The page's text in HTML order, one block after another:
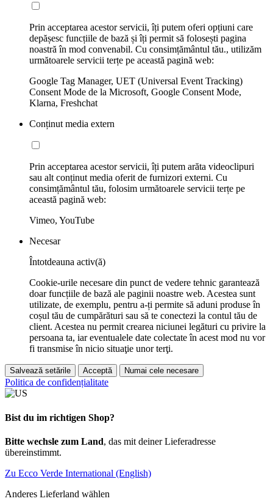
Prin acceptarea acestor servicii, îți putem oferi opțiuni care
depășesc funcțiile de bază și îți permit să folosești pagina
noastră în mod convenabil. Cu consimțământul tău., utilizăm
următoarele servicii terțe pe această pagină web:
Google Tag Manager, UET (Universal Event Tracking)
Consent Mode de la Microsoft, Google Consent Mode,
Klarna, Freshchat
Conținut media extern
Prin acceptarea acestor servicii, îți putem arăta videoclipuri
sau alt conținut media oferit de furnizori externi. Cu
consimțământul tău, folosim următoarele servicii terțe pe
această pagină web:
Vimeo, YouTube
Necesar
Întotdeauna activ(ă)
Cookie-urile necesare din punct de vedere tehnic garantează
doar funcțiile de bază ale paginii noastre web. Acestea sunt
utilizate, de exemplu, pentru a-ți permite să aduni produse în
coșul tău de cumpărături sau să te conectezi la contul tău de
client. Acestea nu permit crearea niciunei legături cu privire la
persoana ta, iar eventualele date colectate în acest mod nu vor
fi transmise în nicio situaţie unor terţi.
Salvează setările Acceptă Numai cele necesare
Politica de confidențialitate
Bist du im richtigen Shop?
Bitte wechsle zum Land, das mit deiner Lieferadresse
übereinstimmt.
Zu Ecco Verde International (English)
Anderes Lieferland wählen